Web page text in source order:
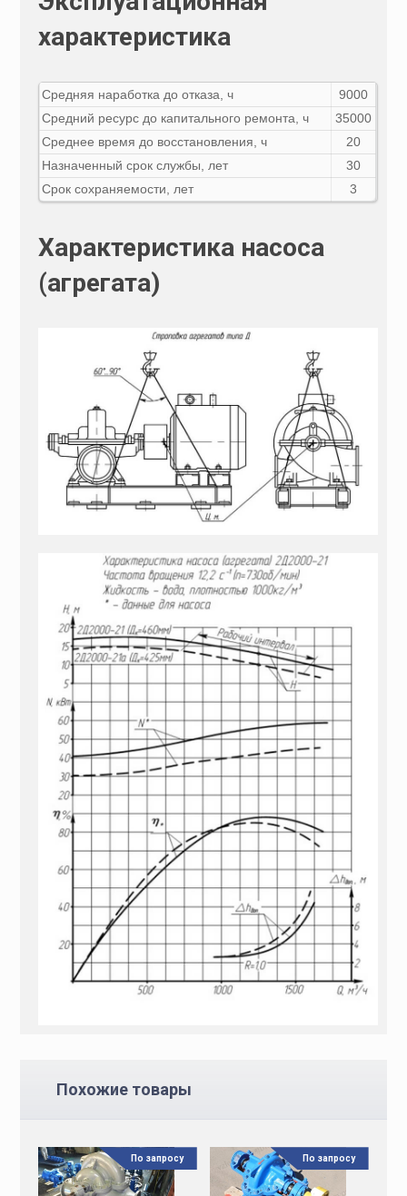
характеристика
Средняя наработка до отказа, ч
9000
Средний ресурс до капитального ремонта, ч
35000
Среднее время до восстановления, ч
20
Назначенный срок службы, лет
30
Срок сохраняемости, лет
3
Характеристика насоса
(агрегата)
Похожие товары
По запросу По запросу